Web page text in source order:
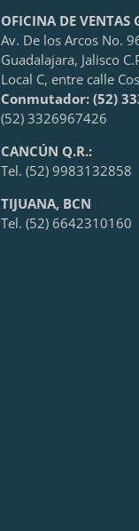
OFICINA DE VENTAS
Av. De los Arcos No.
Guadalajara, Jalisco
Local C, entre calle
Conmutador: (52)
(52) 3326967426
CANCÚN Q.R.:
Tel. (52) 9983132858
TIJUANA, BCN
Tel. (52) 6642310160